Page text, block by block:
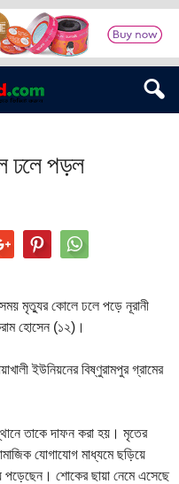
ঢলে পড়ল
সময় মৃত্যুর কোলে ঢলে পড়ে নূরানী
হোসেন (১২)।
ইউনিয়নের বিষ্ণুরামপুর গ্রামের
তাকে দাফন করা হয়। মৃতের
যোগাযোগ মাধ্যমে ছড়িয়ে
পড়েছেন। শোকের ছায়া নেমে এসেছে